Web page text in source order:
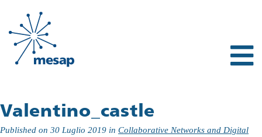
Valentino_castle
Published on 30 Luglio 2019 in Collaborative Networks and Digital